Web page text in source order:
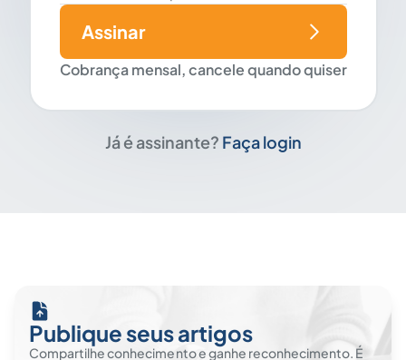
Cobrança mensal, cancele quando quiser
Assinar
Já é assinante? Faça login
Publique seus artigos
Compartilhe conhecimento e ganhe reconhecimento. É